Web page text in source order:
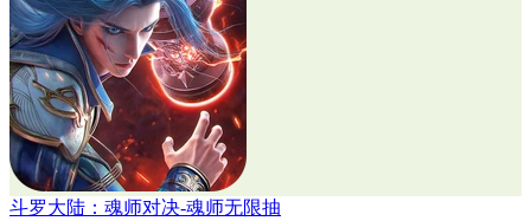
斗罗大陆：魂师对决-魂师无限抽